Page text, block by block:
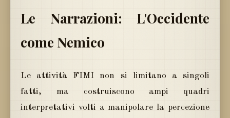
Le Narrazioni: L'Occidente
come Nemico
Le attività FIMI non si limitano a singoli
fatti, ma costruiscono ampi quadri
interpretativi volti a manipolare la percezione